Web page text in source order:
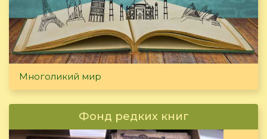
Многоликий мир
Фонд редких книг